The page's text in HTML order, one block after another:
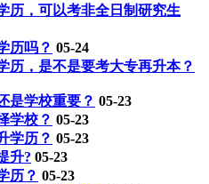
历，可以考非全日制研究生
历吗？ 05-24
历，是不是要考大专再升本？
是学校重要？ 05-23
学校？ 05-23
学历？ 05-23
升? 05-23
历？ 05-23